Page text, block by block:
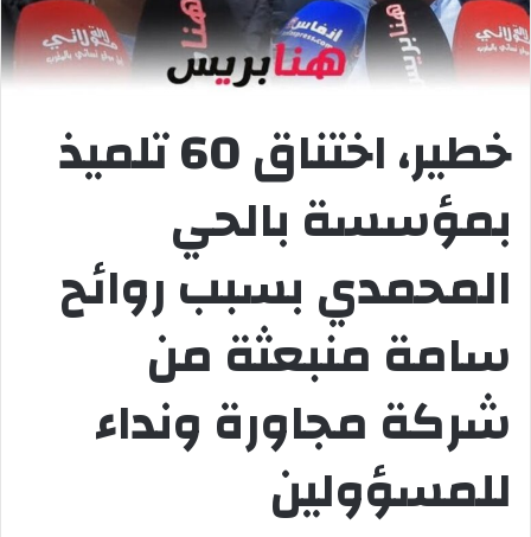
خطير، اختناق 60 تلميذ
بمؤسسة بالحي
المحمدي بسبب روائح
سامة منبعثة من
شركة مجاورة ونداء
للمسؤولين